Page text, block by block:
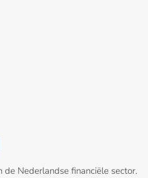
Nederlandse financiële sector.